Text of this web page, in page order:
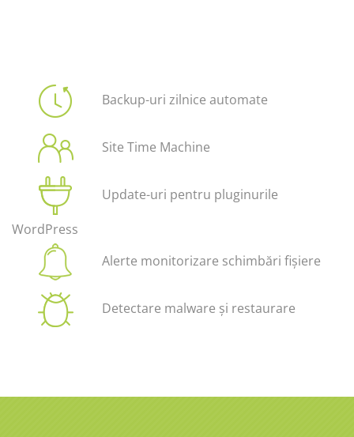
Backup-uri zilnice automate
Site Time Machine
Update-uri pentru pluginurile
WordPress
Alerte monitorizare schimbări fișiere
Detectare malware și restaurare